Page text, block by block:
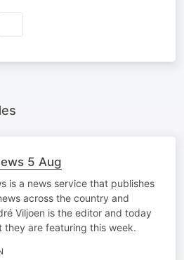
5 Aug
is a news service that publishes
across the country and
Viljoen is the editor and today
they are featuring this week.